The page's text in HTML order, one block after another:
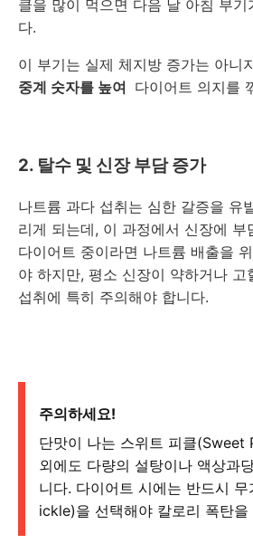
클을 많이 먹으면 다음 날 아침 부기
다.
이 부기는 실제 체지방 증가는 아니
중계 숫자를 높여 다이어트 의지를
2. 탈수 및 신장 부담 증가
나트륨 과다 섭취는 심한 갈증을 유
리게 되는데, 이 과정에서 신장에 부
다이어트 중이라면 나트륨 배출을
야 하지만, 평소 신장이 약하거나 고
섭취에 특히 주의해야 합니다.
주의하세요!
단맛이 나는 스위트 피클(Sweet
외에도 다량의 설탕이나 액상과
니다. 다이어트 시에는 반드시
ickle)을 선택해야 칼로리 폭탄을